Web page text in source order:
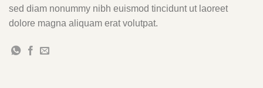
sed diam nonummy nibh euismod tincidunt ut laoreet
dolore magna aliquam erat volutpat.